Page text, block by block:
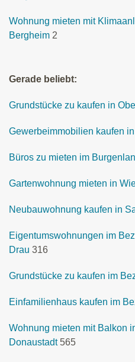
Wohnung mieten mit
Bergheim 2
Gerade beliebt:
Grundstücke zu kaufen in
Gewerbeimmobilien kaufen
Büros zu mieten im
Gartenwohnung mieten in
Neubauwohnung kaufen in
Eigentumswohnungen im
Drau 316
Grundstücke zu kaufen im
Einfamilienhaus kaufen im
Wohnung mieten mit Balkon
Donaustadt 565